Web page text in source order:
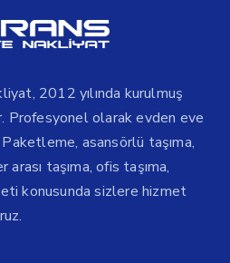
2012 yılında kurulmuş
Profesyonel olarak evden eve
Paketleme, asansörlü taşıma,
taşıma, ofis taşıma,
konusunda sizlere hizmet